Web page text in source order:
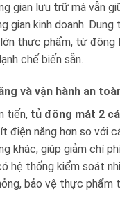
gian lưu trữ mà vẫn
gian kinh doanh.
thực phẩm, từ đông
chế biến sẵn.
và vận hành an
tiến, tủ đông mát 2
điện năng hơn so với
khác, giúp giảm chí
hệ thống kiểm soát
bảo vệ thực phẩm